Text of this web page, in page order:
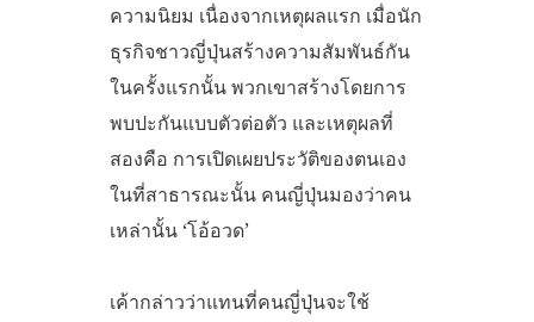
ความนิยม เนื่องจากเหตุผลแรก เมื่อนัก
ธุรกิจชาวญี่ปุ่นสร้างความสัมพันธ์กัน
ในครั้งแรกนั้น พวกเขาสร้างโดยการ
พบปะกันแบบตัวต่อตัว และเหตุผลที่
สองคือ การเปิดเผยประวัติของตนเอง
ในที่สาธารณะนั้น คนญี่ปุ่นมองว่าคน
เหล่านั้น ‘โอ้อวด’
เค้ากล่าวว่าแทนที่คนญี่ปุ่นจะใช้